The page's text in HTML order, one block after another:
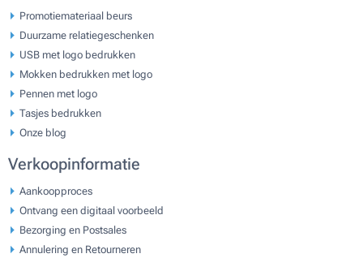
Promotiemateriaal beurs
Duurzame relatiegeschenken
USB met logo bedrukken
Mokken bedrukken met logo
Pennen met logo
Tasjes bedrukken
Onze blog
Verkoopinformatie
Aankoopproces
Ontvang een digitaal voorbeeld
Bezorging en Postsales
Annulering en Retourneren